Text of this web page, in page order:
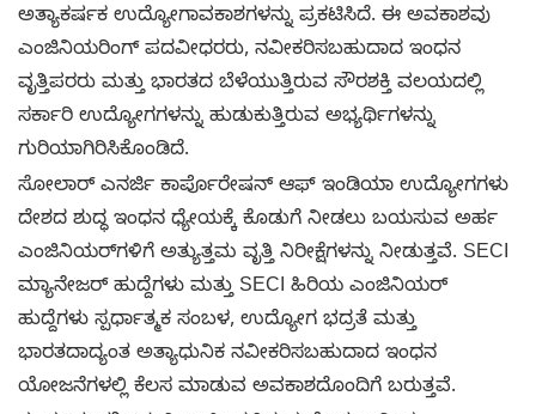
ಅತ್ಯಾಕರ್ಷಕ ಉದ್ಯೋಗಾವಕಾಶಗಳನ್ನು ಪ್ರಕಟಿಸಿದೆ. ಈ ಅವಕಾಶವು
ಎಂಜಿನಿಯರಿಂಗ್ ಪದವೀಧರರು, ನವೀಕರಿಸಬಹುದಾದ ಇಂಧನ
ವೃತ್ತಿಪರರು ಮತ್ತು ಭಾರತದ ಬೆಳೆಯುತ್ತಿರುವ ಸೌರಶಕ್ತಿ ವಲಯದಲ್ಲಿ
ಸರ್ಕಾರಿ ಉದ್ಯೋಗಗಳನ್ನು ಹುಡುಕುತ್ತಿರುವ ಅಭ್ಯರ್ಥಿಗಳನ್ನು
ಗುರಿಯಾಗಿರಿಸಿಕೊಂಡಿದೆ.
ಸೋಲಾರ್ ಎನರ್ಜಿ ಕಾರ್ಪೊರೇಷನ್ ಆಫ್ ಇಂಡಿಯಾ ಉದ್ಯೋಗಗಳು
ದೇಶದ ಶುದ್ಧ ಇಂಧನ ಧ್ಯೇಯಕ್ಕೆ ಕೊಡುಗೆ ನೀಡಲು ಬಯಸುವ ಅರ್ಹ
ಎಂಜಿನಿಯರ್‌ಗಳಿಗೆ ಅತ್ಯುತ್ತಮ ವೃತ್ತಿ ನಿರೀಕ್ಷೆಗಳನ್ನು ನೀಡುತ್ತವೆ. SECI
ಮ್ಯಾನೇಜರ್ ಹುದ್ದೆಗಳು ಮತ್ತು SECI ಹಿರಿಯ ಎಂಜಿನಿಯರ್
ಹುದ್ದೆಗಳು ಸ್ಪರ್ಧಾತ್ಮಕ ಸಂಬಳ, ಉದ್ಯೋಗ ಭದ್ರತೆ ಮತ್ತು
ಭಾರತದಾದ್ಯಂತ ಅತ್ಯಾಧುನಿಕ ನವೀಕರಿಸಬಹುದಾದ ಇಂಧನ
ಯೋಜನೆಗಳಲ್ಲಿ ಕೆಲಸ ಮಾಡುವ ಅವಕಾಶದೊಂದಿಗೆ ಬರುತ್ತವೆ.